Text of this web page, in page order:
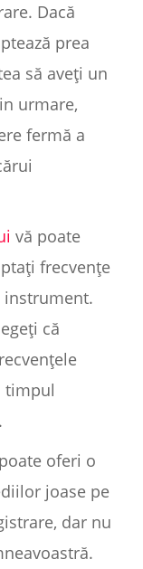
Dacă
prea
să aveți un
urmare,
fermă a
vă poate
frecvențe
că
timpul
poate oferi o
joase pe
dar nu